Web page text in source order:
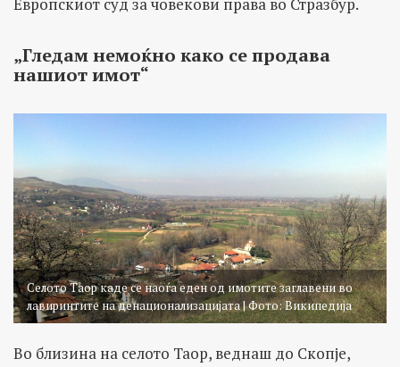
„Гледам немоќно како се продава
нашиот имот“
Селото Таор каде се наоѓа еден од имотите заглавени во
лавиринтите на денационализацијата | Фото: Википедија
Во близина на селото Таор, веднаш до Скопје,